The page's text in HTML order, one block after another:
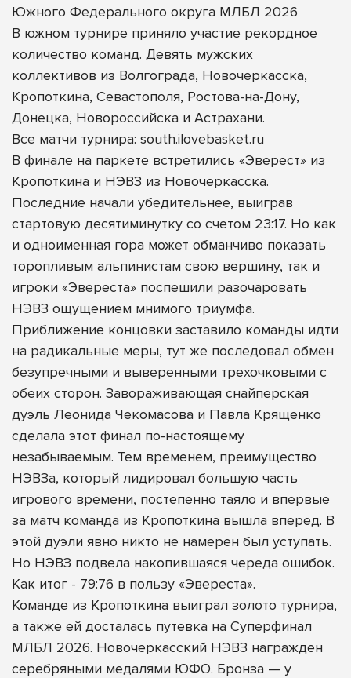
Южного Федерального округа МЛБЛ 2026
В южном турнире приняло участие рекордное
количество команд. Девять мужских
коллективов из Волгограда, Новочеркасска,
Кропоткина, Севастополя, Ростова-на-Дону,
Донецка, Новороссийска и Астрахани.
Все матчи турнира: south.ilovebasket.ru
В финале на паркете встретились «Эверест» из
Кропоткина и НЭВЗ из Новочеркасска.
Последние начали убедительнее, выиграв
стартовую десятиминутку со счетом 23:17. Но как
и одноименная гора может обманчиво показать
торопливым альпинистам свою вершину, так и
игроки «Эвереста» поспешили разочаровать
НЭВЗ ощущением мнимого триумфа.
Приближение концовки заставило команды идти
на радикальные меры, тут же последовал обмен
безупречными и выверенными трехочковыми с
обеих сторон. Завораживающая снайперская
дуэль Леонида Чекомасова и Павла Крященко
сделала этот финал по-настоящему
незабываемым. Тем временем, преимущество
НЭВЗа, который лидировал большую часть
игрового времени, постепенно таяло и впервые
за матч команда из Кропоткина вышла вперед. В
этой дуэли явно никто не намерен был уступать.
Но НЭВЗ подвела накопившаяся череда ошибок.
Как итог - 79:76 в пользу «Эвереста».
Команде из Кропоткина выиграл золото турнира,
а также ей досталась путевка на Суперфинал
МЛБЛ 2026. Новочеркасский НЭВЗ награжден
серебряными медалями ЮФО. Бронза — у